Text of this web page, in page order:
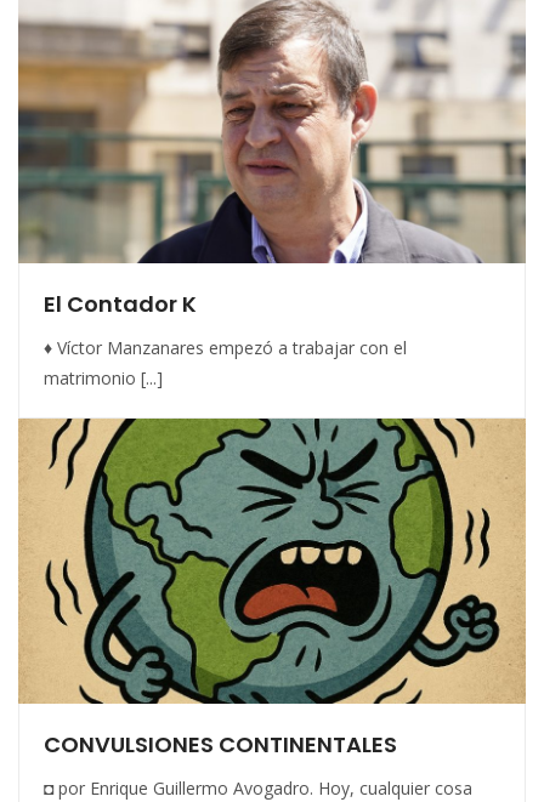
El Contador K
♦ Víctor Manzanares empezó a trabajar con el
matrimonio [...]
CONVULSIONES CONTINENTALES
◘ por Enrique Guillermo Avogadro. Hoy, cualquier cosa